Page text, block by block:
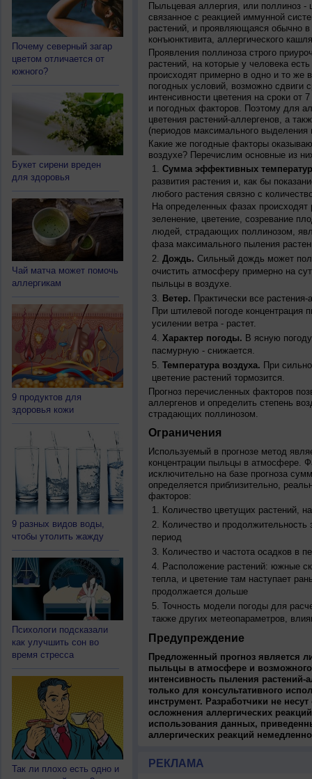
Почему северный загар
цветом отличается от
южного?
Букет сирени вреден
для здоровья
Чай матча может помочь
аллергикам
9 продуктов для
здоровья кожи
9 разных видов воды,
чтобы утолить жажду
Психологи подсказали
как улучшить сон во
время стресса
Так ли плохо есть одно и
Пыльцевая аллергия, или поллиноз -
связанное с реакцией иммунной
растений, и проявляющаяся обычно
конъюнктивита, аллергического
Проявления поллиноза строго
растений, на которые у человека
происходят примерно в одно и то же
погодных условий, возможно сдвиги
интенсивности цветения на сроки от
и погодных факторов. Поэтому для
цветения растений-аллергенов, а
(периодов максимального
Какие же погодные факторы
воздухе? Перечислим основные из
Сумма эффективных
развития растения и, как бы
любого растения связно с
На определенных фазах происходят
зеленение, цветение, созревание
людей, страдающих поллинозом,
фаза максимального пыления
Дождь. Сильный дождь может
очистить атмосферу примерно на
пыльцы в воздухе.
Ветер. Практически все
При штилевой погоде
усилении ветра - растет.
Характер погоды. В ясную
пасмурную - снижается.
Температура воздуха. При
цветение растений тормозится.
Прогноз перечисленных факторов
аллергенов и определить степень
страдающих поллинозом.
Ограничения
Используемый в прогнозе метод
концентрации пыльцы в атмосфере.
исключительно на базе прогноза
определяется приблизительно,
факторов:
Количество цветущих растений,
Количество и продолжительность
период
Количество и частота осадков в
Расположение растений: южные
тепла, и цветение там наступает
продолжается дольше
Точность модели погоды для
также других метеопараметров,
Предупреждение
Предложенный прогноз является
пыльцы в атмосфере и
интенсивность пыления растений-
только для консультативного
инструмент. Разработчики не
осложнения аллергических
использования данных,
аллергических реакций
РЕКЛАМА